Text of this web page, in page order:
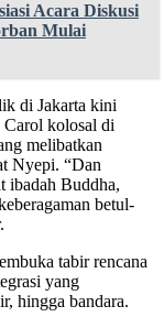
Acara Diskusi
Mulai
di Jakarta kini
Carol kolosal di
melibatkan
Nyepi. “Dan
ibadah Buddha,
betul-
tabir rencana
yang
hingga bandara.